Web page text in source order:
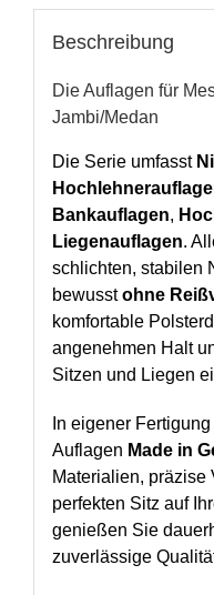
Beschreibung
Die Auflagen für
Jambi/Medan
Die Serie umfasst
Bankauflagen,
Liegenauflagen.
schlichten, stabilen
bewusstohne
komfortable
angenehmen Halt
Sitzen und Liegen
In eigener
Auflagen Made in
Materialien, präzise
perfekten Sitz auf
genießen Sie
zuverlässige